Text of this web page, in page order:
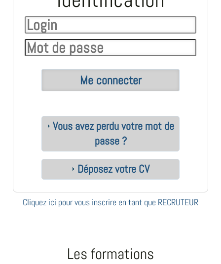
Vous avez perdu votre mot de
passe ?
Déposez votre CV
Cliquez ici pour vous inscrire en tant que RECRUTEUR
Les formations